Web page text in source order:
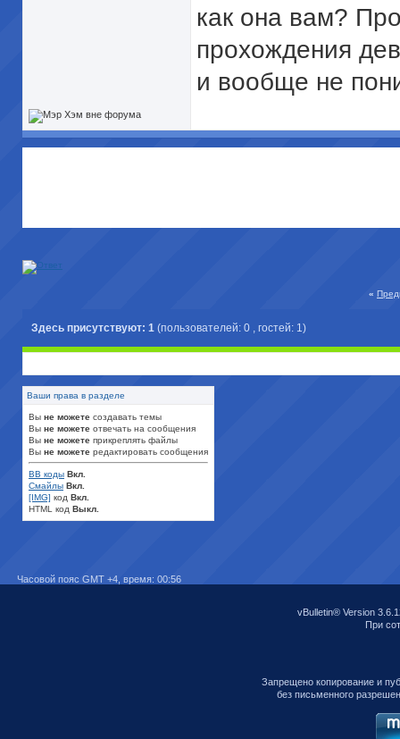
как она вам?
прохождения
и вообще не
«
Здесь присутствуют: 1 (пользователей: 0 , гостей: 1)
Ваши права в разделе
Вы не можете создавать темы
Вы не можете отвечать на сообщения
Вы не можете прикреплять файлы
Вы не можете редактировать сообщения
BB коды Вкл.
Смайлы Вкл.
[IMG] код Вкл.
HTML код Выкл.
Часовой пояс GMT +4, время: 00:56
vBulletin® Version
При
Запрещено копирование и
без письменного